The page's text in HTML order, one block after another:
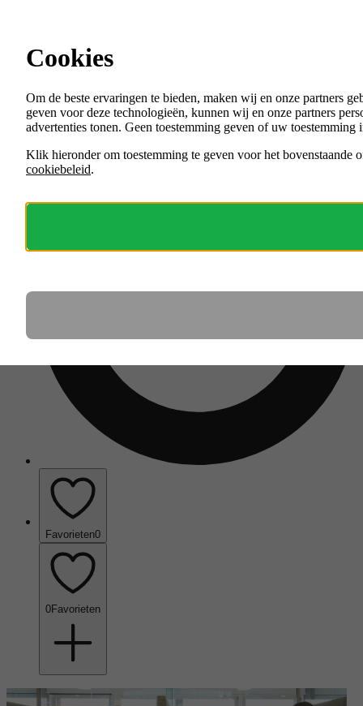
Menu
VACATURES
ORGANISATIES
Favorieten0
0Favorieten
Cookies
Om de beste ervaringen te bieden, maken wij en onze partners
geven voor deze technologieën, kunnen wij en onze partners
advertenties tonen. Geen toestemming geven of uw
Klik hieronder om toestemming te geven voor het bovenstaande
cookiebeleid.